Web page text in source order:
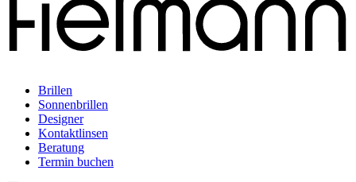
Brillen
Sonnenbrillen
Designer
Kontaktlinsen
Beratung
Termin buchen